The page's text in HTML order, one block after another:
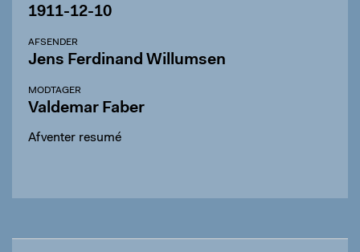
1911-12-10
AFSENDER
Jens Ferdinand Willumsen
MODTAGER
Valdemar Faber
Afventer resumé